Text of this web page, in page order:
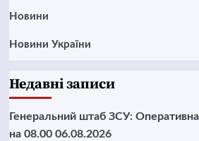
Новини
Новини України
Недавні записи
Генеральний штаб ЗСУ:
на 08.00 06.08.2026